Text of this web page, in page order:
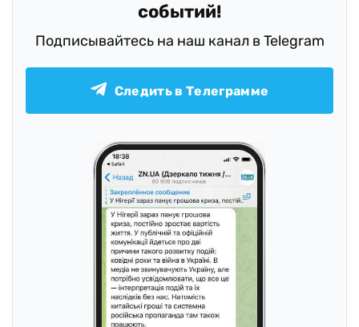
событий!
Подписывайтесь на наш канал в Telegram
Следить в Телеграмме